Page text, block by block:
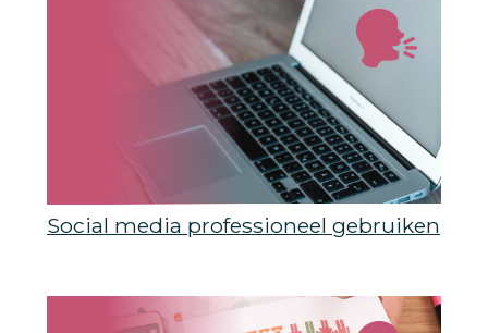
Social media professioneel gebruiken